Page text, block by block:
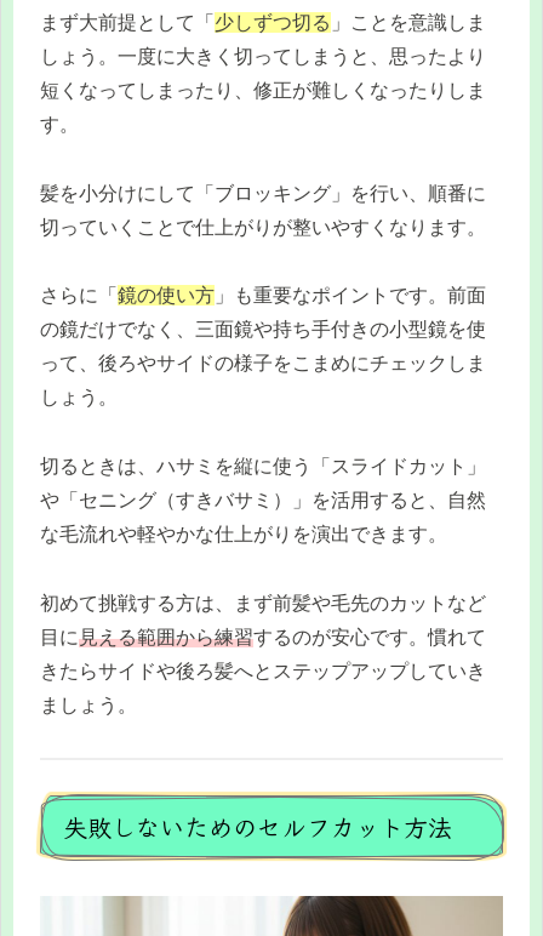
まず大前提として「 少しずつ切る 」ことを意識しま
しょう。一度に大きく切ってしまうと、思ったより
短くなってしまったり、修正が難しくなったりしま
す。
髪を小分けにして「ブロッキング」を行い、順番に
切っていくことで仕上がりが整いやすくなります。
さらに「 鏡の使い方 」も重要なポイントです。前面
の鏡だけでなく、三面鏡や持ち手付きの小型鏡を使
って、後ろやサイドの様子をこまめにチェックしま
しょう。
切るときは、ハサミを縦に使う「スライドカット」
や「セニング（すきバサミ）」を活用すると、自然
な毛流れや軽やかな仕上がりを演出できます。
初めて挑戦する方は、まず前髪や毛先のカットなど
目に見える範囲から練習するのが安心です。慣れて
きたらサイドや後ろ髪へとステップアップしていき
ましょう。
失敗しないためのセルフカット方法